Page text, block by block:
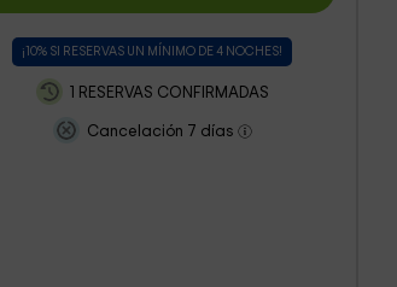
¡10% SI RESERVAS UN MÍNIMO DE 4 NOCHES!
1 RESERVAS CONFIRMADAS
Cancelación 7 días